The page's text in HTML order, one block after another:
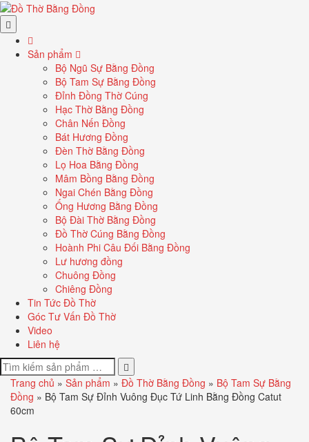
Sản phẩm
Bộ Ngũ Sự Bằng Đồng
Bộ Tam Sự Bằng Đồng
Đỉnh Đồng Thờ Cúng
Hạc Thờ Bằng Đồng
Chân Nến Đồng
Bát Hương Đồng
Đèn Thờ Bằng Đồng
Lọ Hoa Bằng Đồng
Mâm Bồng Bằng Đồng
Ngai Chén Bằng Đồng
Ống Hương Bằng Đồng
Bộ Đài Thờ Bằng Đồng
Đồ Thờ Cúng Bằng Đồng
Hoành Phi Câu Đối Bằng Đồng
Lư hương đồng
Chuông Đồng
Chiêng Đồng
Tin Tức Đồ Thờ
Góc Tư Vấn Đồ Thờ
Video
Liên hệ
Trang chủ » Sản phẩm » Đồ Thờ Bằng Đồng » Bộ Tam Sự Bằng
Đồng » Bộ Tam Sự Đỉnh Vuông Đục Tứ Linh Bằng Đồng Catut
60cm